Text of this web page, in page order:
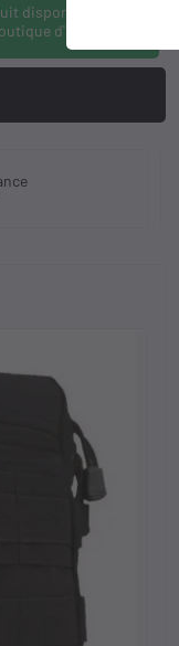
disponible à la
d'Osny